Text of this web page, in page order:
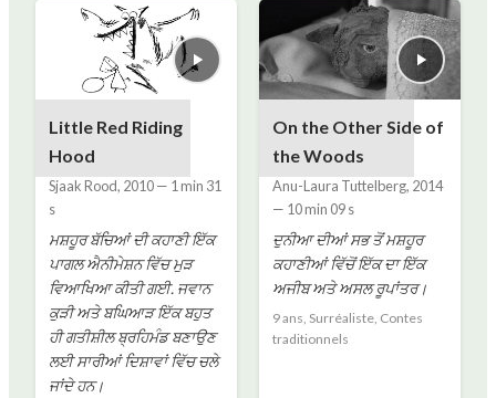
Little Red Riding
Hood
Sjaak Rood, 2010— 1 min 31
s
ਮਸ਼ਹੂਰ ਬੱਚਿਆਂ ਦੀ ਕਹਾਣੀ ਇੱਕ
ਪਾਗਲ ਐਨੀਮੇਸ਼ਨ ਵਿੱਚ ਮੁੜ
ਵਿਆਖਿਆ ਕੀਤੀ ਗਈ. ਜਵਾਨ
ਕੁੜੀ ਅਤੇ ਬਘਿਆੜ ਇੱਕ ਬਹੁਤ
ਹੀ ਗਤੀਸ਼ੀਲ ਬ੍ਰਹਿਮੰਡ ਬਣਾਉਣ
ਲਈ ਸਾਰੀਆਂ ਦਿਸ਼ਾਵਾਂ ਵਿੱਚ ਚਲੇ
ਜਾਂਦੇ ਹਨ।
On the Other Side of
the Woods
Anu-Laura Tuttelberg, 2014
— 10 min 09 s
ਦੁਨੀਆ ਦੀਆਂ ਸਭ ਤੋਂ ਮਸ਼ਹੂਰ
ਕਹਾਣੀਆਂ ਵਿੱਚੋਂ ਇੱਕ ਦਾ ਇੱਕ
ਅਜੀਬ ਅਤੇ ਅਸਲ ਰੂਪਾਂਤਰ।
9 ans, Surréaliste, Contes
traditionnels